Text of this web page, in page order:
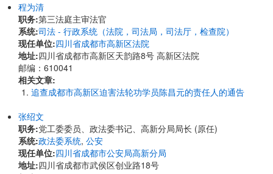
程为清
职务:第三法庭主审法官
系统:司法 - 行政系统（法院，司法局，司法厅，检查院）
现任单位:四川省成都市高新区法院
地址:四川省成都市高新区天韵路8号 高新区法院
邮编：610041
相关文章:
追查成都市高新区迫害法轮功学员陈昌元的责任人的通告
张绍文
职务:党工委委员、政法委书记、高新分局局长 (原任)
系统:政法委系统, 公安
现任单位:四川省成都市公安局高新分局
地址:四川省成都市武侯区创业路18号